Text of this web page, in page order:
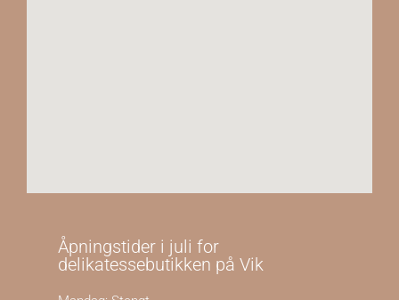
Åpningstider i juli for
delikatessebutikken på Vik